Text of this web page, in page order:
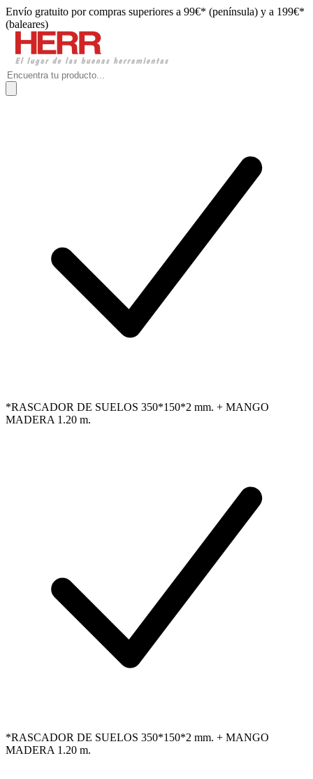
Envío gratuito por compras superiores a 99€* (península) y a 199€*
(baleares)
*RASCADOR DE SUELOS 350*150*2 mm. + MANGO
MADERA 1.20 m.
*RASCADOR DE SUELOS 350*150*2 mm. + MANGO
MADERA 1.20 m.